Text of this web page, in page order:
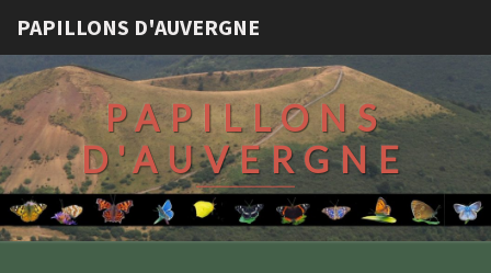
PAPILLONS D'AUVERGNE
PAPILLONS
D'AUVERGNE